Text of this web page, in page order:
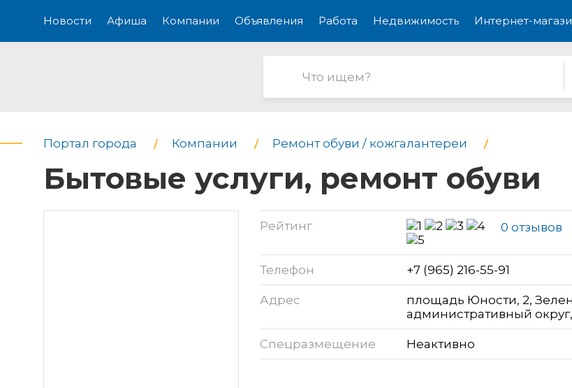
Новости Афиша Компании Объявления Работа Недвижимость Интернет-
Портал города Компании Ремонт обуви / кожгалантереи
Бытовые услуги, ремонт обуви
Рейтинг 0 отзывов
Телефон +7 (965) 216-55-91
Адрес
площадь Юности, 2,
административный
Спецразмещение Неактивно